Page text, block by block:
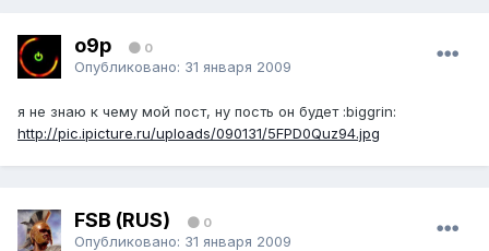
o9p 0
Опубликовано: 31 января 2009
я не знаю к чему мой пост, ну пость он будет :biggrin:
http://pic.ipicture.ru/uploads/090131/5FPD0Quz94.jpg
FSB (RUS) 0
Опубликовано: 31 января 2009